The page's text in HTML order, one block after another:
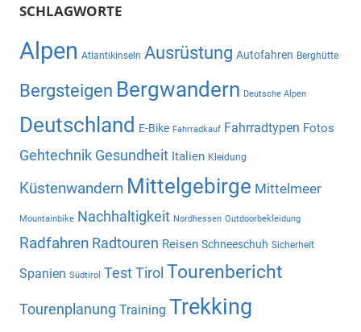
SCHLAGWORTE
Alpen Atlantikinseln Ausrüstung Autofahren Berghütte
Bergsteigen Bergwandern Deutsche Alpen
Deutschland E-Bike Fahrradkauf Fahrradtypen Fotos
Gehtechnik Gesundheit Italien Kleidung
Küstenwandern Mittelgebirge Mittelmeer
Mountainbike Nachhaltigkeit Nordhessen Outdoorbekleidung
Radfahren Radtouren Reisen Schneeschuh Sicherheit
Spanien Südtirol TestTirol Tourenbericht
Tourenplanung Training Trekking